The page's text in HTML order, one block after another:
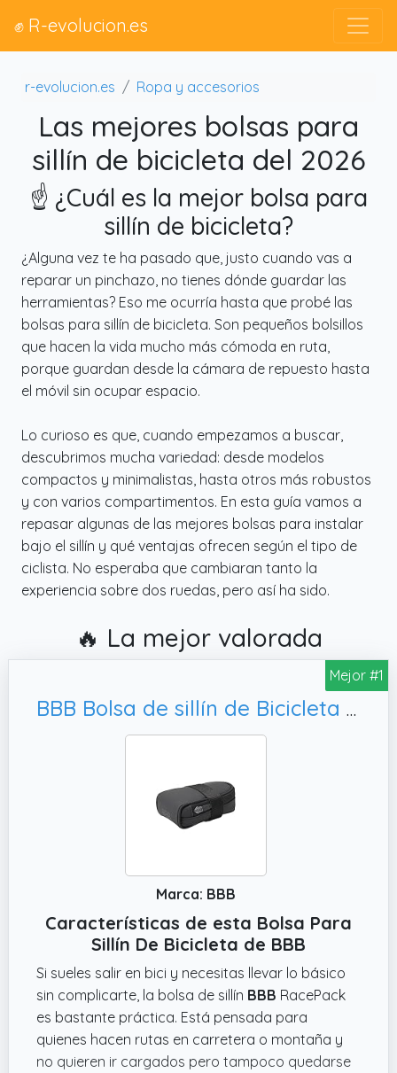
✊ R-evolucion.es
r-evolucion.es Ropa y accesorios
Las mejores bolsas para
sillín de bicicleta del 2026
☝️ ¿Cuál es la mejor bolsa para
sillín de bicicleta?
¿Alguna vez te ha pasado que, justo cuando vas a
reparar un pinchazo, no tienes dónde guardar las
herramientas? Eso me ocurría hasta que probé las
bolsas para sillín de bicicleta. Son pequeños bolsillos
que hacen la vida mucho más cómoda en ruta,
porque guardan desde la cámara de repuesto hasta
el móvil sin ocupar espacio.
Lo curioso es que, cuando empezamos a buscar,
descubrimos mucha variedad: desde modelos
compactos y minimalistas, hasta otros más robustos
y con varios compartimentos. En esta guía vamos a
repasar algunas de las mejores bolsas para instalar
bajo el sillín y qué ventajas ofrecen según el tipo de
ciclista. No esperaba que cambiaran tanto la
experiencia sobre dos ruedas, pero así ha sido.
🔥 La mejor valorada
Mejor #1
BBB Bolsa de sillín de Bicicleta RacePack para Ciclismo, BSB-14
Marca: BBB
Características de esta Bolsa Para
Sillín De Bicicleta de BBB
Si sueles salir en bici y necesitas llevar lo básico
sin complicarte, la bolsa de sillín BBB RacePack
es bastante práctica. Está pensada para
quienes hacen rutas en carretera o montaña y
no quieren ir cargados pero tampoco quedarse